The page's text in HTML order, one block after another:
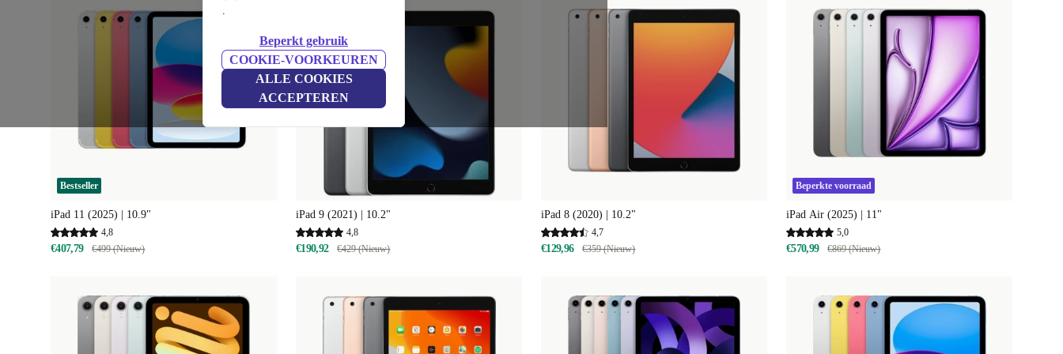
.
Beperkt gebruik
COOKIE-VOORKEUREN
ALLE COOKIES
ACCEPTEREN
Bestseller
iPad 11 (2025) | 10.9"
4,8
€407,79 €499 (Nieuw)
iPad 9 (2021) | 10.2"
4,8
€190,92 €429 (Nieuw)
iPad 8 (2020) | 10.2"
4,7
€129,96 €359 (Nieuw)
Beperkte voorraad
iPad Air (2025) | 11"
5,0
€570,99 €869 (Nieuw)